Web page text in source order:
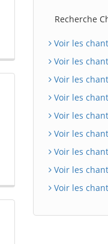
Recherche
Voir les
Voir les
Voir les
Voir les
Voir les
Voir les
Voir les
Voir les
Voir les